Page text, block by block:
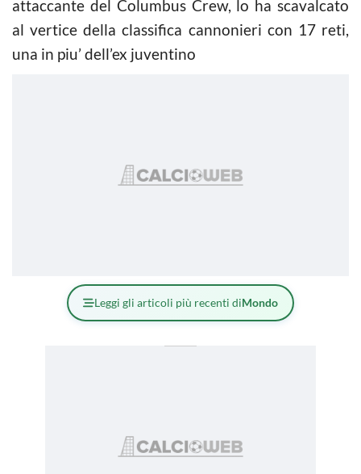
attaccante del Columbus Crew, lo ha scavalcato
al vertice della classifica cannonieri con 17 reti,
una in piu’ dell’ex juventino
Leggi gli articoli più recenti diMondo